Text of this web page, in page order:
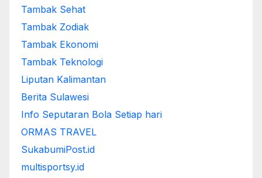
Tambak Sehat
Tambak Zodiak
Tambak Ekonomi
Tambak Teknologi
Liputan Kalimantan
Berita Sulawesi
Info Seputaran Bola Setiap hari
ORMAS TRAVEL
SukabumiPost.id
multisportsy.id